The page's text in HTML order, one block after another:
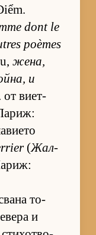
dont le
poèmes
же­на,
и
от ви­ет­
(Жал­
то­
и